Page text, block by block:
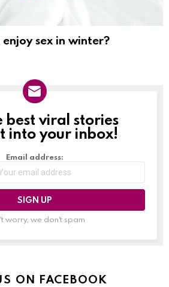
sex in winter?
best viral stories
into your inbox!
Email address:
worry, we don't spam
ON FACEBOOK